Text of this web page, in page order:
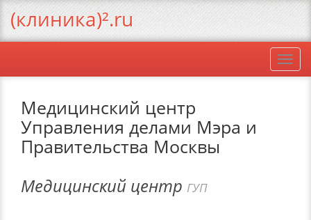
Медицинский центр
Управления делами Мэра и
Правительства Москвы
Медицинский центр ГУП
(клиника)².ru